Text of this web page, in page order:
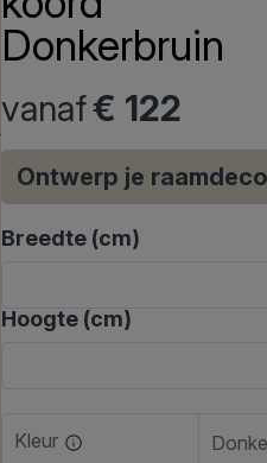
Donkerbruin
vanaf€ 122
Ontwerp je
Breedte (cm)
Hoogte (cm)
Kleur